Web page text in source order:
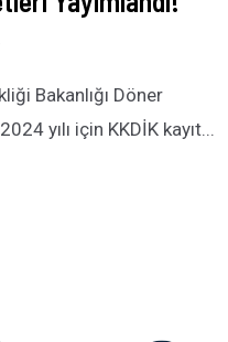
Bakanlığı Döner
yılı için KKDİK kayıt...